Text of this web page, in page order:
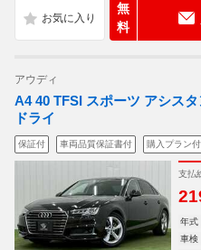
無
料
アウディ
A4 40 TFSI スポーツ アシス
ドライ
保証付 車両品質保証書付 購入プラン付
支払
年式
車検